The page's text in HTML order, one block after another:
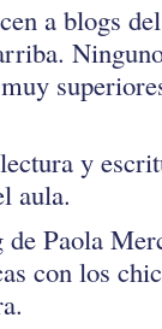
a blogs
y
aula.
de Paola
con los